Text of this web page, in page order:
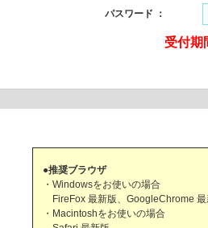
パスワード ：
受付期
●推奨ブラウザ
・Windowsをお使いの場合
FireFox 最新版、GoogleChrome 最
・Macintoshをお使いの場合